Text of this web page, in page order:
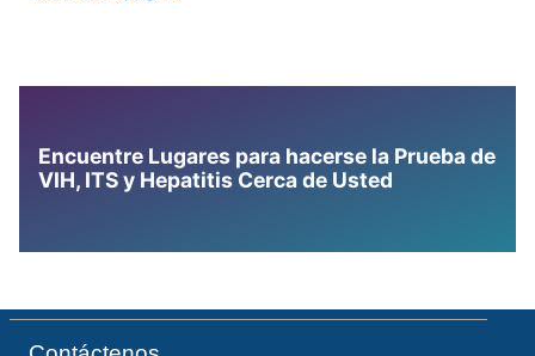
Encuentre Lugares para hacerse la Prueba de
VIH, ITS y Hepatitis Cerca de Usted